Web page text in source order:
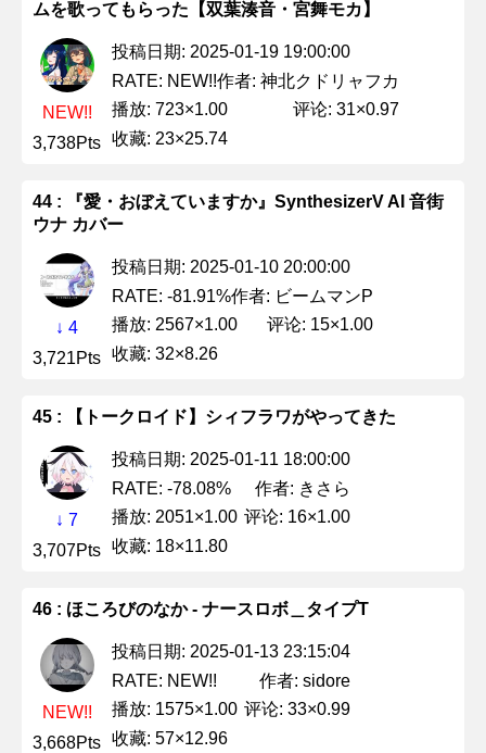
ムを歌ってもらった【双葉湊音・宮舞モカ】
NEW!!
3,738Pts
投稿日期: 2025-01-19 19:00:00
RATE: NEW!!作者: 神北クドリャフカ
播放: 723×1.00
评论: 31×0.97
收藏: 23×25.74
44 : 『愛・おぼえていますか』SynthesizerV AI 音街
ウナ カバー
↓ 4
3,721Pts
投稿日期: 2025-01-10 20:00:00
RATE: -81.91%作者: ビームマンP
播放: 2567×1.00
评论: 15×1.00
收藏: 32×8.26
45 : 【トークロイド】シィフラワがやってきた
↓ 7
3,707Pts
投稿日期: 2025-01-11 18:00:00
RATE: -78.08%
作者: きさら
播放: 2051×1.00 评论: 16×1.00
收藏: 18×11.80
46 : ほころびのなか - ナースロボ＿タイプT
NEW!!
3,668Pts
投稿日期: 2025-01-13 23:15:04
RATE: NEW!!
作者: sidore
播放: 1575×1.00 评论: 33×0.99
收藏: 57×12.96